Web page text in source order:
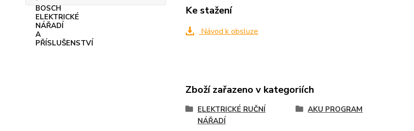
Ke stažení
Návod k obsluze
Zboží zařazeno v kategoriích
ELEKTRICKÉ RUČNÍ
NÁŘADÍ
AKU PROGRAM